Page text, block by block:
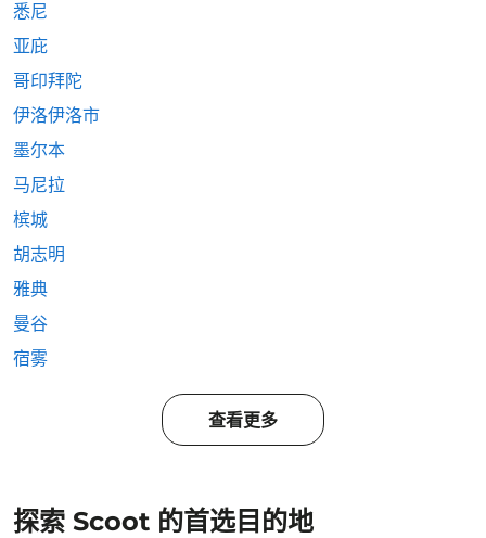
悉尼
亚庇
哥印拜陀
伊洛伊洛市
墨尔本
马尼拉
槟城
胡志明
雅典
曼谷
宿雾
查看更多
探索 Scoot 的首选目的地